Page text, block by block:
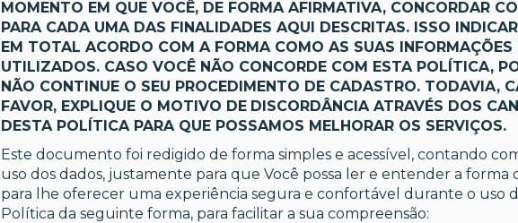
MOMENTO EM QUE VOCÊ, DE FORMA AFIRMATIVA, CONCORDAR
PARA CADA UMA DAS FINALIDADES AQUI DESCRITAS. ISSO
EM TOTAL ACORDO COM A FORMA COMO AS SUAS INFORMAÇÕES
UTILIZADOS. CASO VOCÊ NÃO CONCORDE COM ESTA POLÍTICA,
NÃO CONTINUE O SEU PROCEDIMENTO DE CADASTRO. TODAVIA,
FAVOR, EXPLIQUE O MOTIVO DE DISCORDÂNCIA ATRAVÉS DOS
DESTA POLÍTICA PARA QUE POSSAMOS MELHORAR OS SERVIÇOS.
Este documento foi redigido de forma simples e acessível, contando
uso dos dados, justamente para que Você possa ler e entender a forma
para lhe oferecer uma experiência segura e confortável durante o uso
Política da seguinte forma, para facilitar a sua compreensão: